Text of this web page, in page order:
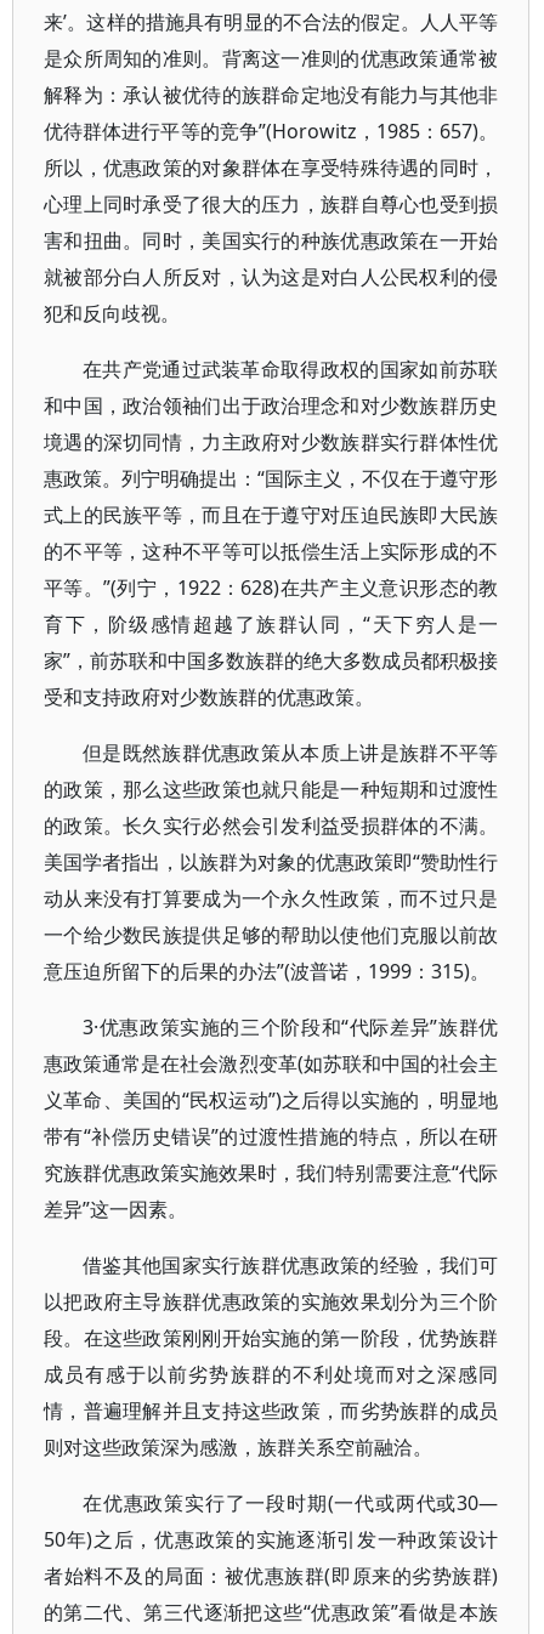
来’。这样的措施具有明显的不合法的假定。人人平等
是众所周知的准则。背离这一准则的优惠政策通常被
解释为：承认被优待的族群命定地没有能力与其他非
优待群体进行平等的竞争”(Horowitz，1985：657)。
所以，优惠政策的对象群体在享受特殊待遇的同时，
心理上同时承受了很大的压力，族群自尊心也受到损
害和扭曲。同时，美国实行的种族优惠政策在一开始
就被部分白人所反对，认为这是对白人公民权利的侵
犯和反向歧视。
在共产党通过武装革命取得政权的国家如前苏联
和中国，政治领袖们出于政治理念和对少数族群历史
境遇的深切同情，力主政府对少数族群实行群体性优
惠政策。列宁明确提出：“国际主义，不仅在于遵守形
式上的民族平等，而且在于遵守对压迫民族即大民族
的不平等，这种不平等可以抵偿生活上实际形成的不
平等。”(列宁，1922：628)在共产主义意识形态的教
育下，阶级感情超越了族群认同，“天下穷人是一
家”，前苏联和中国多数族群的绝大多数成员都积极接
受和支持政府对少数族群的优惠政策。
但是既然族群优惠政策从本质上讲是族群不平等
的政策，那么这些政策也就只能是一种短期和过渡性
的政策。长久实行必然会引发利益受损群体的不满。
美国学者指出，以族群为对象的优惠政策即“赞助性行
动从来没有打算要成为一个永久性政策，而不过只是
一个给少数民族提供足够的帮助以使他们克服以前故
意压迫所留下的后果的办法”(波普诺，1999：315)。
3·优惠政策实施的三个阶段和“代际差异”族群优
惠政策通常是在社会激烈变革(如苏联和中国的社会主
义革命、美国的“民权运动”)之后得以实施的，明显地
带有“补偿历史错误”的过渡性措施的特点，所以在研
究族群优惠政策实施效果时，我们特别需要注意“代际
差异”这一因素。
借鉴其他国家实行族群优惠政策的经验，我们可
以把政府主导族群优惠政策的实施效果划分为三个阶
段。在这些政策刚刚开始实施的第一阶段，优势族群
成员有感于以前劣势族群的不利处境而对之深感同
情，普遍理解并且支持这些政策，而劣势族群的成员
则对这些政策深为感激，族群关系空前融洽。
在优惠政策实行了一段时期(一代或两代或30—
50年)之后，优惠政策的实施逐渐引发一种政策设计
者始料不及的局面：被优惠族群(即原来的劣势族群)
的第二代、第三代逐渐把这些“优惠政策”看做是本族